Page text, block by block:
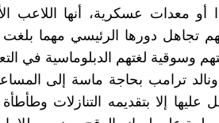
أو معدات عسكرية، أنها اللاعب
تجاهل دورها الرئيسي مهما
وسوقية لغتهم الدبلوماسية في
ترامب بحاجة ماسة إلى
عليها إلا بتقديمه التنازلات